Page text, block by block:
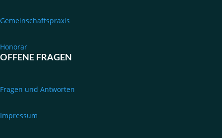
Gemeinschaftspraxis
Honorar
OFFENE FRAGEN
Fragen und Antworten
Impressum